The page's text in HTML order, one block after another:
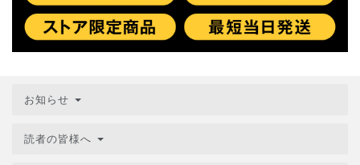
お知らせ
読者の皆様へ